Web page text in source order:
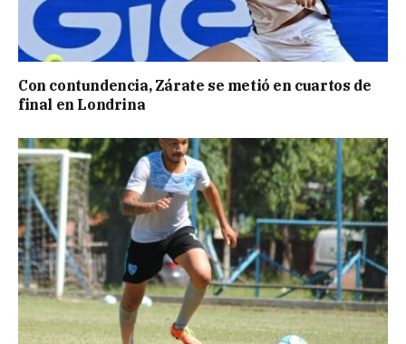
Con contundencia, Zárate se metió en cuartos de
final en Londrina